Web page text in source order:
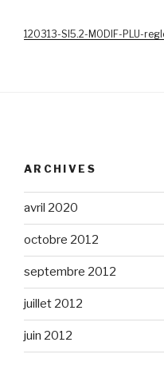
120313-SI5.2-MODIF-PLU-
ARCHIVES
avril 2020
octobre 2012
septembre 2012
juillet 2012
juin 2012